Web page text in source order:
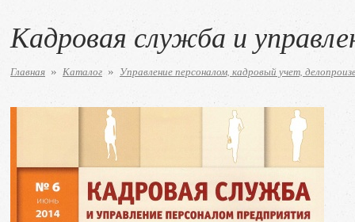
Кадровая служба и
Главная » Каталог » Управление персоналом, кадровый учет,